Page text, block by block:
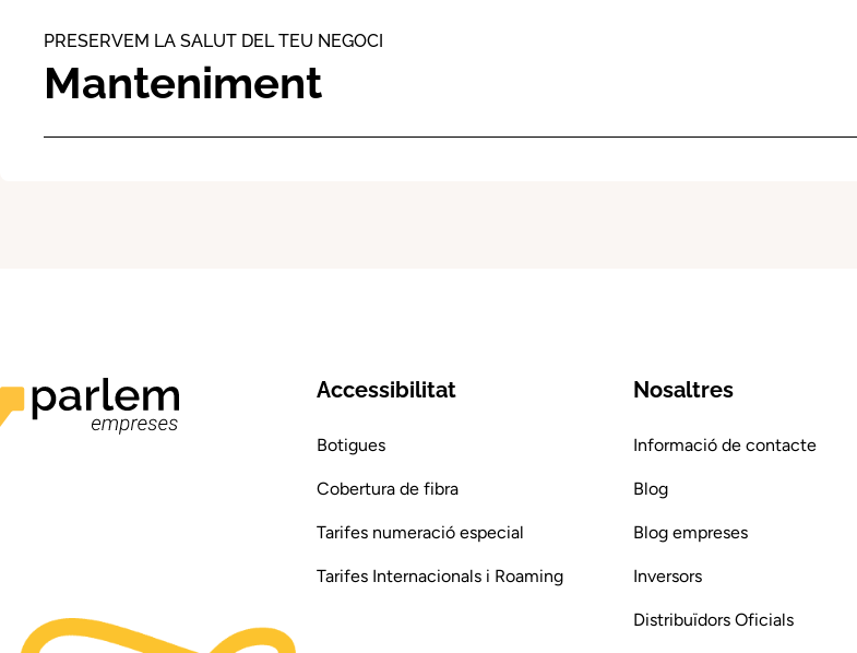
PRESERVEM LA SALUT DEL TEU NEGOCI
Manteniment
Accessibilitat
Botigues
Cobertura de fibra
Tarifes numeració especial
Tarifes Internacionals i Roaming
Nosaltres
Informació de contacte
Blog
Blog empreses
Inversors
Distribuïdors Oficials